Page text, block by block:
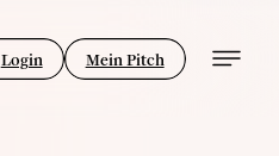
Login Mein Pitch